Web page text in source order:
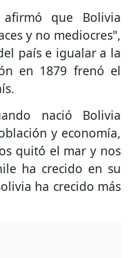
afirmó que Bolivia
y no mediocres",
país e igualar a la
en 1879 frenó el
nació Bolivia
y economía,
quitó el mar y nos
ha crecido en su
ha crecido más